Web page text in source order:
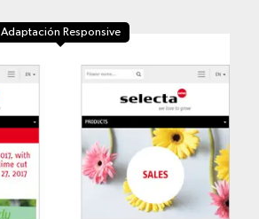
Adaptación Responsive